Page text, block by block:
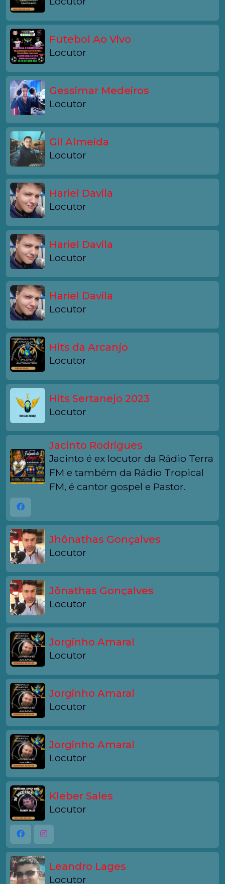
Futebol Ao Vivo
Locutor
Gessimar Medeiros
Locutor
Gil Almeida
Locutor
Hariel Davila
Locutor
Hariel Davila
Locutor
Hariel Davila
Locutor
Hits da Arcanjo
Locutor
Hits Sertanejo 2023
Locutor
Jacinto Rodrigues
Jacinto é ex locutor da Rádio Terra
FM e também da Rádio Tropical
FM, é cantor gospel e Pastor.
Jhônathas Gonçalves
Locutor
Jônathas Gonçalves
Locutor
Jorginho Amaral
Locutor
Jorginho Amaral
Locutor
Jorginho Amaral
Locutor
Kleber Sales
Locutor
Leandro Lages
Locutor